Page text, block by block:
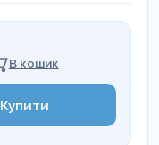
В кошик
Купити